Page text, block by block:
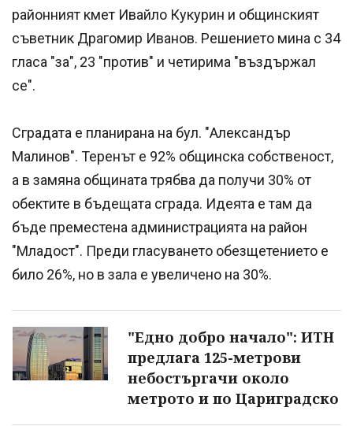
районният кмет Ивайло Кукурин и общинският
съветник Драгомир Иванов. Решението мина с 34
гласа "за", 23 "против" и четирима "въздържал
се".
Сградата е планирана на бул. "Александър
Малинов". Теренът е 92% общинска собственост,
а в замяна общината трябва да получи 30% от
обектите в бъдещата сграда. Идеята е там да
бъде преместена администрацията на район
"Младост". Преди гласуването обезщетението е
било 26%, но в зала е увеличено на 30%.
"Едно добро начало": ИТН
предлага 125-метрови
небостъргачи около
метрото и по Цариградско